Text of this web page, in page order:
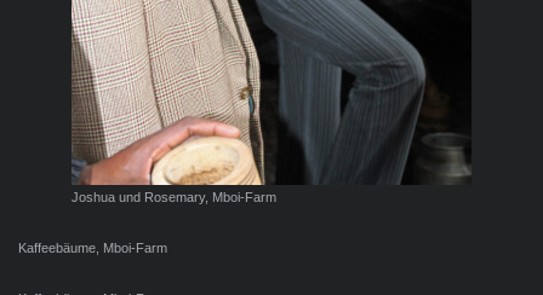
Joshua und Rosemary, Mboi-Farm
Kaffeebäume, Mboi-Farm